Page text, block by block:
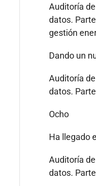
Auditoría
datos.
gestión
Dando un
Auditoría
datos.
Ocho
Ha llegado
Auditoría
datos.